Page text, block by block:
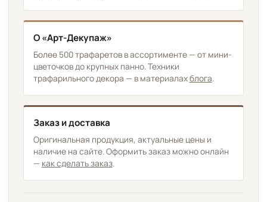
О «Арт-Декупаж»
Более 500 трафаретов в ассортименте — от мини-
цветочков до крупных панно. Техники
трафарильного декора — в материалахблога.
Заказ и доставка
Оригинальная продукция, актуальные цены и
наличие на сайте. Оформить заказ можно онлайн
— как сделать заказ.